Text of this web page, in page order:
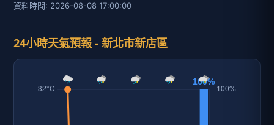
資料時間: 2026-08-08 17:00:00
24小時天氣預報 - 新北市新店區